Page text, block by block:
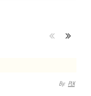
By: PLK